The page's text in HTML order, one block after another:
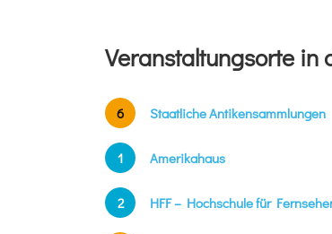
Veranstaltungsorte in
6 Staatliche Antikensammlungen
1 Amerikahaus
2 HFF – Hochschule für